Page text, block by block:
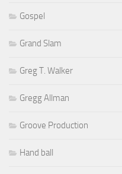
Gospel
Grand Slam
Greg T. Walker
Gregg Allman
Groove Production
Hand ball